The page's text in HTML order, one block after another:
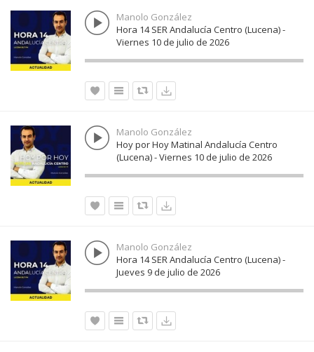
Manolo González
Hora 14 SER Andalucía Centro (Lucena) -
Viernes 10 de julio de 2026
Manolo González
Hoy por Hoy Matinal Andalucía Centro
(Lucena) - Viernes 10 de julio de 2026
Manolo González
Hora 14 SER Andalucía Centro (Lucena) -
Jueves 9 de julio de 2026